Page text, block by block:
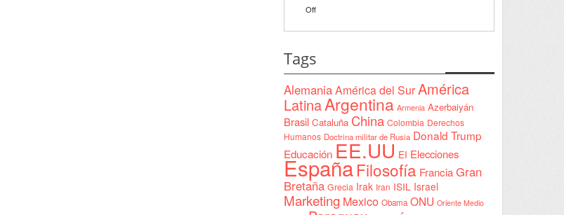
Yeda
Offon
Tags
AlemaniaAmérica del SurAmérica
LatinaArgentina Armenia Azerbaiyán
Brasil Cataluña China Colombia Derechos
Humanos Doctrina militar de Rusia Donald Trump
EducaciónEE.UU EI Elecciones
EspañaFilosofía FranciaGran
Bretaña Grecia Irak Iran ISIL Israel
Marketing Mexico Obama ONU Oriente Medio